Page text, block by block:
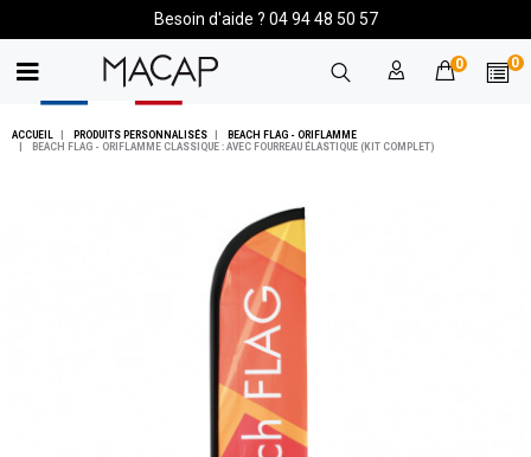
Besoin d'aide ? 04 94 48 50 57
0 0
ACCUEIL PRODUITS PERSONNALISÉS
BEACH FLAG - ORIFLAMME
BEACH FLAG - ORIFLAMME CLASSIQUE : AVEC FOURREAU ÉLASTIQUE (KIT COMPLET)